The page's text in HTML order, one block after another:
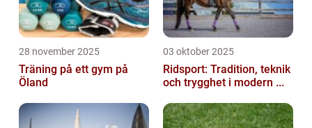
28 november 2025
Träning på ett gym på
Öland
03 oktober 2025
Ridsport: Tradition, teknik
och trygghet i modern ...